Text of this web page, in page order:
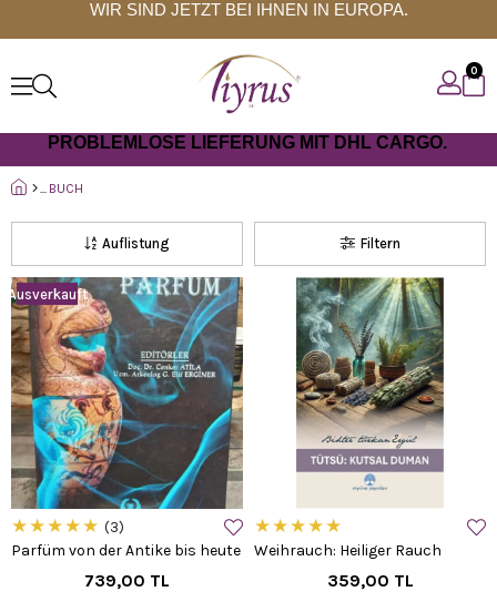
WIR SIND JETZT BEI IHNEN IN EUROPA.
0
PROBLEMLOSE LIEFERUNG MIT DHL CARGO.
BUCH
Filtern
Auflistung
Ausverkauft
Parfüm von der Antike bis heute
★★★★★ 3
739,00 TL
Weihrauch: Heiliger Rauch
★★★★★
359,00 TL